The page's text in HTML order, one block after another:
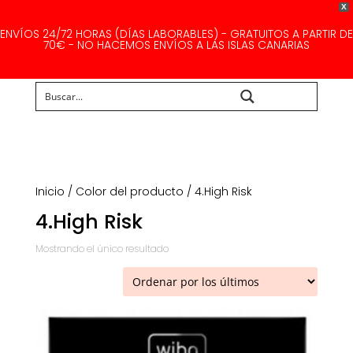
X
ENVÍOS 24/72 HORAS (DÍAS LABORABLES) - GRATUITOS A PARTIR DE
70€ - NO HACEMOS ENVÍOS A LAS ISLAS CANARIAS
Inicio / Color del producto / 4.High Risk
4.High Risk
Mostrando el único resultado